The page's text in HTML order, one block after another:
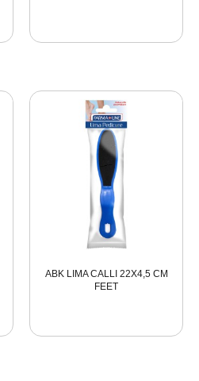
ABK LIMA CALLI 22X4,5 CM
FEET